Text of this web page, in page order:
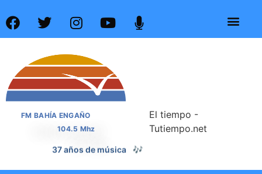
FM BAHÍA ENGAÑO
104.5 Mhz
37 años de noticias 📰
El tiempo -
Tutiempo.net